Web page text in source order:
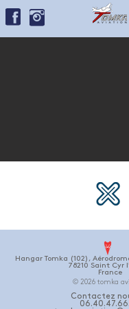
Hangar Tomka (102),
78210 Saint Cyr
France
© 2026 tomka
Contactez